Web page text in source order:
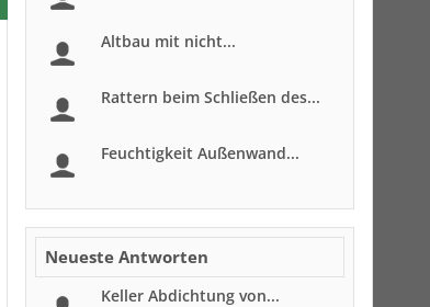
Altbau mit nicht...
Rattern beim Schließen des...
Feuchtigkeit Außenwand...
Neueste Antworten
Keller Abdichtung von...